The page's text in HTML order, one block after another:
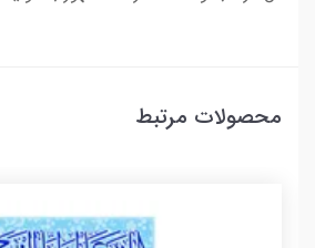
محصولات مرتبط